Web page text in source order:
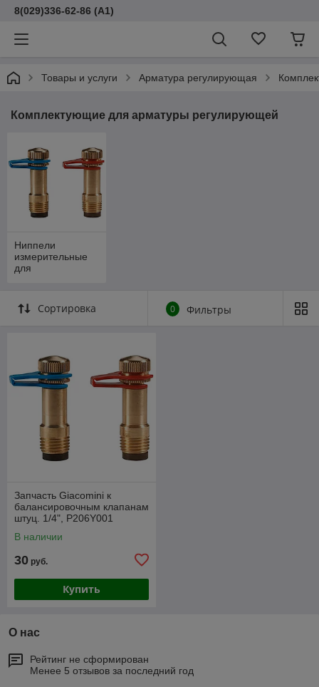
8(029)336-62-86 (A1)
Товары и услуги Арматура регулирующая
Комплектующие для арматуры регулирующей
Ниппели
измерительные
для
Сортировка 0 Фильтры
Запчасть Giacomini к
балансировочным клапанам
штуц. 1/4", P206Y001
В наличии
30 руб.
Купить
О нас
Рейтинг не сформирован
Менее 5 отзывов за последний год